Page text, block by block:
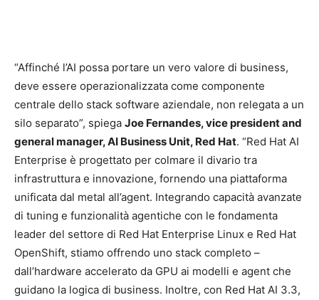
“Affinché l’AI possa portare un vero valore di business,
deve essere operazionalizzata come componente
centrale dello stack software aziendale, non relegata a un
silo separato”, spiega Joe Fernandes, vice president and
general manager, AI Business Unit, Red Hat. “Red Hat AI
Enterprise è progettato per colmare il divario tra
infrastruttura e innovazione, fornendo una piattaforma
unificata dal metal all’agent. Integrando capacità avanzate
di tuning e funzionalità agentiche con le fondamenta
leader del settore di Red Hat Enterprise Linux e Red Hat
OpenShift, stiamo offrendo uno stack completo –
dall’hardware accelerato da GPU ai modelli e agent che
guidano la logica di business. Inoltre, con Red Hat AI 3.3,